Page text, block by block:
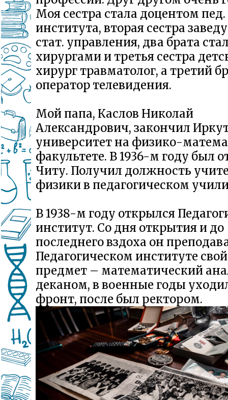
Моя сестра стала доцентом пед.
института, вторая сестра
стат. управления, два брата
хирургами и третья сестра
хирург травматолог, а третий
оператор телевидения.
Мой папа, Каслов Николай
Александрович, закончил
университет на физико-
факультете. В 1936-м году был
Читу. Получил должность
физики в педагогическом
В 1938-м году открылся
институт. Со дня открытия и до
последнего вздоха он
Педагогическом институте
предмет – математический
деканом, в военные годы
фронт, после был ректором.